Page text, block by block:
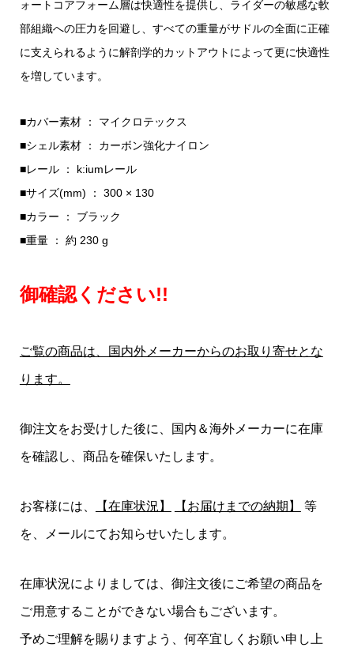
ォートコアフォーム層は快適性を提供し、ライダーの敏感な軟
部組織への圧力を回避し、すべての重量がサドルの全面に正確
に支えられるように解剖学的カットアウトによって更に快適性
を増しています。
■カバー素材 ： マイクロテックス
■シェル素材 ： カーボン強化ナイロン
■レール ： k:iumレール
■サイズ(mm) ： 300 × 130
■カラー ： ブラック
■重量 ： 約 230 g
御確認ください!!
ご覧の商品は、国内外メーカーからのお取り寄せとな
ります。
御注文をお受けした後に、国内＆海外メーカーに在庫
を確認し、商品を確保いたします。
お客様には、 【在庫状況】 【お届けまでの納期】 等
を、メールにてお知らせいたします。
在庫状況によりましては、御注文後にご希望の商品を
ご用意することができない場合もございます。
予めご理解を賜りますよう、何卒宜しくお願い申し上